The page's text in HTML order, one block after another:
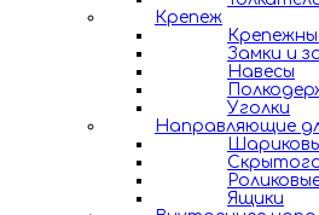
Крепеж
Замки и
Навесы
Уголки
Направляющие
Ящики